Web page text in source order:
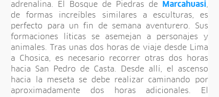
adrenalina. El Bosque de Piedras de
Marcahuasi
de formas increíbles similares a esculturas, es
perfecto para un fin de semana aventurero. Sus
formaciones líticas se asemejan a personajes y
animales. Tras unas dos horas de viaje desde Lima
a Chosica, es necesario recorrer otras dos horas
hacia San Pedro de Casta. Desde allí, el ascenso
hacia la meseta se debe realizar caminando por
aproximadamente dos horas adicionales. El